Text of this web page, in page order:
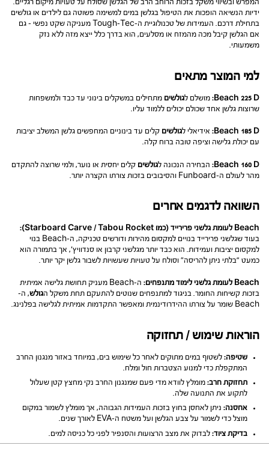
המפרש ובשיווי משקל בזכות הרוחב הרב של הגלשן שסולח על טעויות מיקום רגליים.
ידיות הנשיאה הופכות את הטיפול בגלשן במים למשימה פשוטה גם לילדים או גולשים
בתחילת דרכם. העמידות של טכנולוגיית ה-Tough-Tec מעניקה שקט נפשי – גם
אם הגלשן קיבל מכה מהמזח או מסלעים, הוא בדרך כלל ייצא מזה ללא נזק
משמעותי.
למי המוצר מתאים
Beach 225 D: מושלם לגולשים מתחילים במשקלים בינוני עד כבד ולמשפחות
שרוצות גלשן אחד שכולם יכולים ללמוד עליו.
Beach 185 D: אידיאלי לגולשים קלים עד בינוניים המחפשים גלשן המשלב יציבות
עם יכולת גלישה וציפה טובה ברוח קלה.
Beach 160 D: הבחירה הנכונה לגולשים קלים יחסית או נוער, ולמי שרוצה להתקדם
מהר לעולם ה-Funboard והסיבובים בזכות צורתו הקצרה יותר.
השוואה לדגמים אחרים
Beach לעומת גלשני פרירייד (כמו Starboard Carve / Tabou Rocket):
בעוד שגלשני פרירייד בנויים למקסום מהירות ודורשים טכניקה, ה-Beach בנוי
למקסום יציבות ועמידות. הוא כבד יותר מגלשני קרבון או סנדוויץ’, אך בתמורה הוא
כמעט “בלתי ניתן להריסה” וסולח על טעויות שעשויות לשבור גלשן יקר יותר.
Beach לעומת גלשני לימוד מתנפחים:
ה-Beach מעניק תחושת גלישה אמיתית
בזכות קשיחות החומר. בניגוד למתנפחים שנוטים להתעקם תחת משקל הגולש, ה-
Beach שומר על צורתו ההידרודינמית ומאפשר התקדמות אמיתית לגלישה בפלנינג.
הוראות שימוש / תחזוקה
שטיפה: לשטוף במים מתוקים לאחר כל שימוש בים, במיוחד באזור מנגנון החרב
המתקפלת כדי למנוע הצטברות חול ומלח.
תחזוקת חרב: מומלץ לוודא מדי פעם שמנגנון החרב נקי מחצץ קטן שעלול
לתקוע את התנועה שלה.
אחסנה: ניתן לאחסן בחוץ בזכות העמידות הגבוהה, אך מומלץ לשמור במקום
מוצל כדי לשמור על צבע הגלשן ועל משטח ה-EVA לאורך שנים.
בדיקת ציוד: לבדוק את מצב הרצועות והסנפיר לפני כל כניסה למים.